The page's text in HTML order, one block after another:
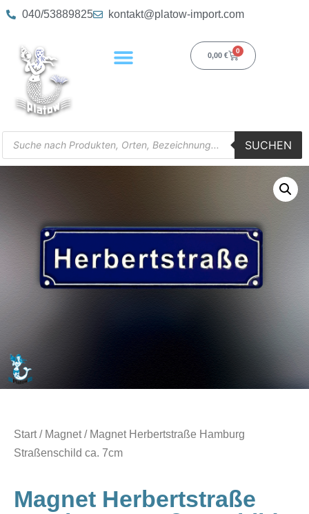
040/53889825 kontakt@platow-import.com
0,00 €
0
SUCHEN
Start/ Magnet/ Magnet Herbertstraße Hamburg
Straßenschild ca. 7cm
Magnet Herbertstraße